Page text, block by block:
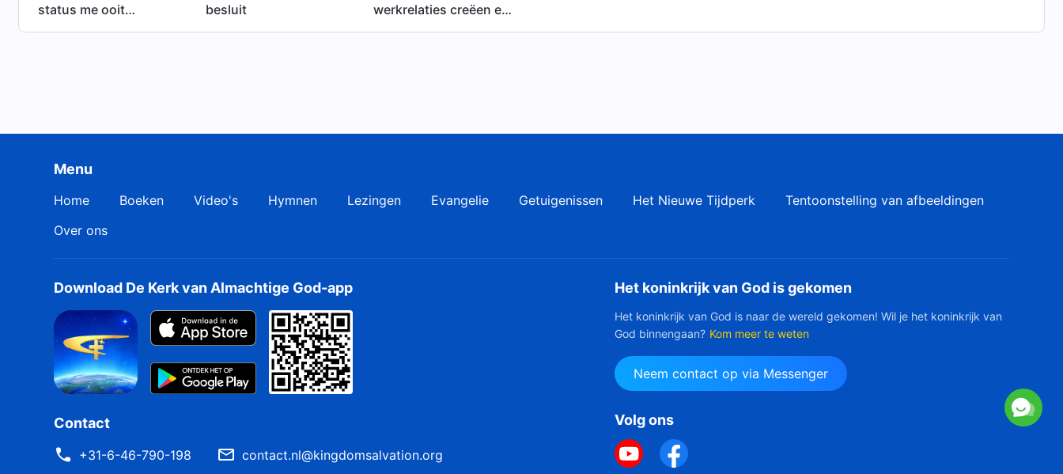
status me ooit
opgeleverd?
besluit
werkrelaties creëen en
in stand houden?
Menu
Home Boeken Video's Hymnen Lezingen Evangelie Getuigenissen Het Nieuwe Tijdperk
Tentoonstelling van afbeeldingen
Over ons
Download De Kerk van Almachtige God-app
Contact
+31-6-46-790-198 contact.nl@kingdomsalvation.org
Het koninkrijk van God is gekomen
Het koninkrijk van God is naar de wereld gekomen! Wil je het koninkrijk van
God binnengaan? Kom meer te weten
Neem contact op via Messenger
Volg ons